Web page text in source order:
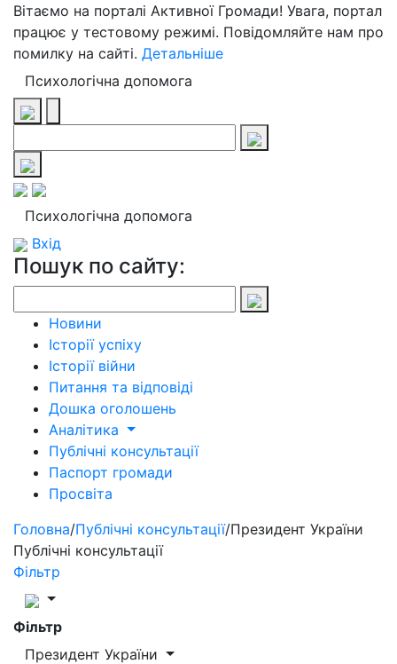
Вітаємо на порталі Активної Громади! Увага, портал
працює у тестовому режимі. Повідомляйте нам про
помилку на сайті. Детальніше
Психологічна допомога
Психологічна допомога
Вхід
Пошук по сайту:
Новини
Історії успіху
Історії війни
Питання та відповіді
Дошка оголошень
Аналітика
Публічні консультації
Паспорт громади
Просвіта
Головна/Публічні консультації/Президент України
Публічні консультації
Фільтр
Фільтр
Президент України